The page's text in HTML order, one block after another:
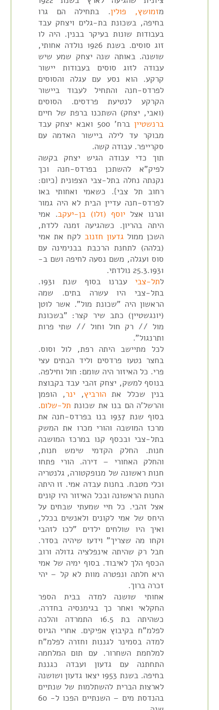
מזמושץ, פולין. בתחילה הם גרו
בחיפה, בשכונת בת-גלים ויצחק עבד
בעבודות שונות בעיקר בבנין. היה לו
זוג סוסים. בשנת 1926 נולדה אחותי,
שושנה. באותה שנה יצחק שמע שיש
עבודה לזוג סוסים בעבודות יישור
קרקע. הוא נסע עם עגלה והסוסים
לפרדס-חנה והתחיל לעבוד ביישור
הקרקע לנטיעת פרדסים. הסוסים
(ואבי, יצחק) השתכנו ברפת של חיים
ברנשטיין
ברח' 500 ואבא יצחק עבד
מבוקר עד לילה ביישור האדמה עם
סקרייפר. עבודה קשה.
תוך כדי עבודה הגיש יצחק בקשה
לפיק"א להשתכן בפרדס-חנה וכך
נקנתה נחלה בתל-צבי הצפונית {כיום:
רחוב תל צבי}. כשאמי ואחותי באו
לפרדס-חנה עדיין הבית לא היה גמור
וגרנו אצל יוסף (זלו) בן-יעקב. אמי
היתה בהריון. כשהגיעה זמנה ללדת,
השכן ממולגדעון חזנוב לקח את אמי
(בלהה) לתחנת הרכבת בבנימינה עם
סוס ועגלה, משם נסעה לחיפה ושם ב-
25.3.1931 נולדתי.
לתל-צבי
עברנו בסוף שנת 1931.
בתל-צבי היו עשרה בתים. שמה
הראשון היה "שכונת מול". אשר לוטן
(יונגשטיין) כתב שיר קצר: "בשכונת
מול // רק חול וחול // שתי פרות
ותרנגול".
לכל מתיישב היתה רפת, לול וסוס.
בחצר נטעו פרדסים וליד הבתים עצי
פרי. כל האיזור היה שומם: חול וחילפה.
בנוסף למשק, יצחק זהבי עבד בקבוצת
בנין שכלל אתהורביץ,ינר, הופמן
והרשל'ה הם בנו את שכונת תל-שלום.
בסוף שנת 1937 בנו בפרדס-חנה את
מרכז המושבה והורי מכרו את המשק
בתל-צבי ובכסף קנו במרכז המושבה
חנות. החלק הקדמי שימש חנות,
והחלק האחורי – דירה. הורי פתחו
חנות ראשונה של מנופקטורה, גלנטריה
וכלי מטבח. בחנות עבדה אמי. זו היתה
החנות הראשונה ובכל האיזור היו קונים
אצל זהבי. כל חיי שמעתי שבחים על
היחס של אמי לקונים ולאנשים בכלל,
ואיך היו שולחים ילדים "לכו לזהבי
וקחו מה שצריך" וידעו שיהיה בסדר.
חבל רק שהיתה אינפלציה גדולה ורוב
הכסף הלך לאיבוד. בסוף ימיה של אמי
היא חלתה ונפטרה מוות לא קל – יהי
זכרה ברוך.
אחותי שושנה למדה בבית הספר
החקלאי ואחר כך בגימנסיה בחדרה.
כשהיתה בת 16.5 התמרדה והלכה
לפלמ"ח בקיבוץ אפיקים. אחרי הגיוס
למדה בסמינר לגננות וחזרה לפלמ"ח
למלחמת השחרור. עם תום המלחמה
התחתנה עם גדעון ועבדה כגננת
בחיפה. בשנת 1953 יצאו גדעון ושושנה
לארצות הברית להשתלמות של שנתיים
בהנדסת מים – השנתיים הפכו ל- 60